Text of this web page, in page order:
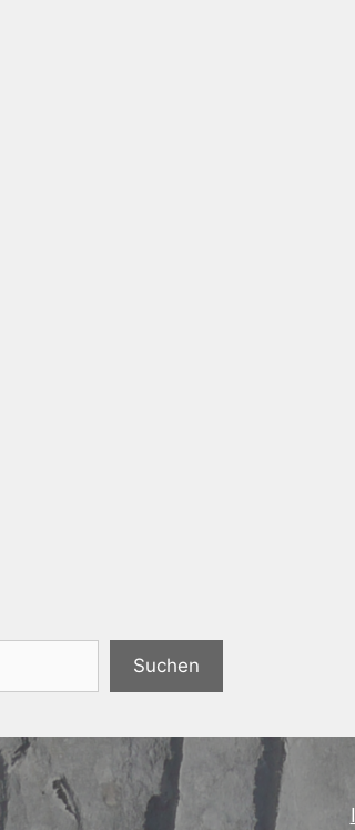
Suchen